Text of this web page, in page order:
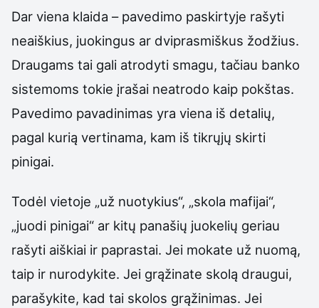
Dar viena klaida – pavedimo paskirtyje rašyti
neaiškius, juokingus ar dviprasmiškus žodžius.
Draugams tai gali atrodyti smagu, tačiau banko
sistemoms tokie įrašai neatrodo kaip pokštas.
Pavedimo pavadinimas yra viena iš detalių,
pagal kurią vertinama, kam iš tikrųjų skirti
pinigai.
Todėl vietoje „už nuotykius“, „skola mafijai“,
„juodi pinigai“ ar kitų panašių juokelių geriau
rašyti aiškiai ir paprastai. Jei mokate už nuomą,
taip ir nurodykite. Jei grąžinate skolą draugui,
parašykite, kad tai skolos grąžinimas. Jei